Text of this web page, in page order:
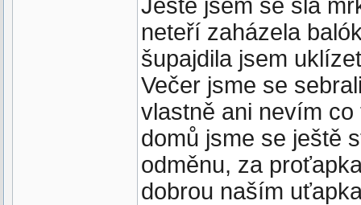
Ještě jsem se šla
neteří zaházela
šupajdila jsem
Večer jsme se
vlastně ani nevím
domů jsme se ještě
odměnu, za
dobrou naším